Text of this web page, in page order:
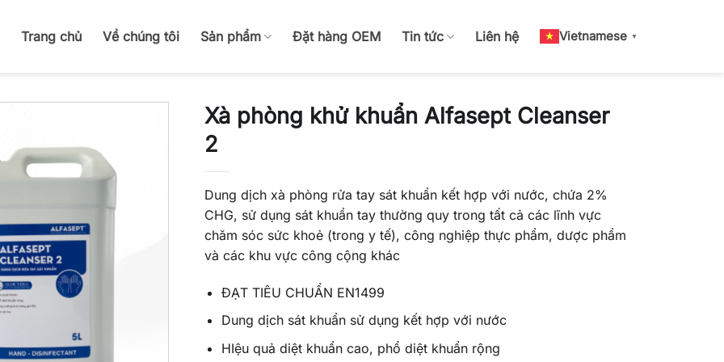
Trang chủ Về chúng tôi Sản phẩm Đặt hàng OEM Tin tức Liên hệ Vietnamese ▼
Xà phòng khử khuẩn Alfasept Cleanser
2
Dung dịch xà phòng rửa tay sát khuẩn kết hợp với nước, chứa 2%
CHG, sử dụng sát khuẩn tay thường quy trong tất cả các lĩnh vực
chăm sóc sức khoẻ (trong y tế), công nghiệp thực phẩm, dược phẩm
và các khu vực công cộng khác
ĐẠT TIÊU CHUẨN EN1499
Dung dịch sát khuẩn sử dụng kết hợp với nước
HIệu quả diệt khuẩn cao, phổ diệt khuẩn rộng